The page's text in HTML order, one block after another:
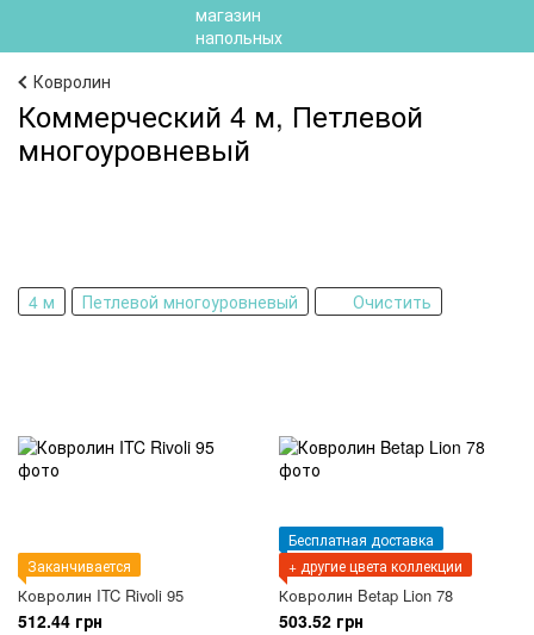
Ковролин
Коммерческий 4 м, Петлевой
многоуровневый
4 м Петлевой многоуровневый Очистить
Заканчивается
Ковролин ITC Rivoli 95
512.44 грн
Бесплатная доставка
+ другие цвета коллекции
Ковролин Betap Lion 78
503.52 грн